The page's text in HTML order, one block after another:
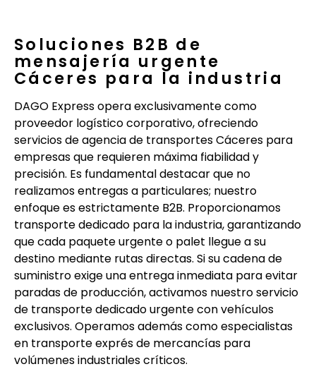
Soluciones B2B de
mensajería urgente
Cáceres para la industria
DAGO Express opera exclusivamente como
proveedor logístico corporativo, ofreciendo
servicios de agencia de transportes Cáceres para
empresas que requieren máxima fiabilidad y
precisión. Es fundamental destacar que no
realizamos entregas a particulares; nuestro
enfoque es estrictamente B2B. Proporcionamos
transporte dedicado para la industria, garantizando
que cada paquete urgente o palet llegue a su
destino mediante rutas directas. Si su cadena de
suministro exige una entrega inmediata para evitar
paradas de producción, activamos nuestro servicio
de transporte dedicado urgente con vehículos
exclusivos. Operamos además como especialistas
en transporte exprés de mercancías para
volúmenes industriales críticos.